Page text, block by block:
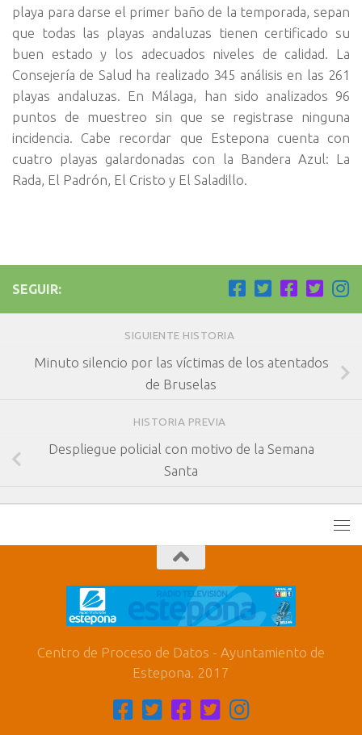
playa para darse el primer baño de la temporada, sepan
que todas las playas andaluzas tienen certificado su
buen estado y los adecuados niveles de calidad. La
Consejería de Salud ha realizado 345 análisis en las 261
playas andaluzas. En Málaga, han sido analizados 96
puntos de muestreo sin que se registrase ninguna
incidencia. Cabe recordar que Estepona cuenta con
cuatro playas galardonadas con la Bandera Azul: La
Rada, El Padrón, El Cristo y El Saladillo.
SEGUIR:
SIGUIENTE HISTORIA
Minuto silencio por las víctimas de los atentados
de Bruselas
HISTORIA PREVIA
Despliegue policial con motivo de la Semana
Santa
Centro de Proceso de Datos - Ayuntamiento de
Estepona. 2017